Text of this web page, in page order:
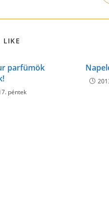
LIKE
parfümök
péntek